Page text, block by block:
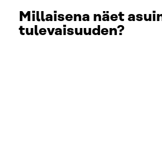
Millaisena näet
tulevaisuuden?